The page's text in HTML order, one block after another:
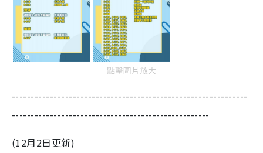
點擊圖片放大
--------------------------------------------------------------
----------------------------------------------------
(12月2日更新)